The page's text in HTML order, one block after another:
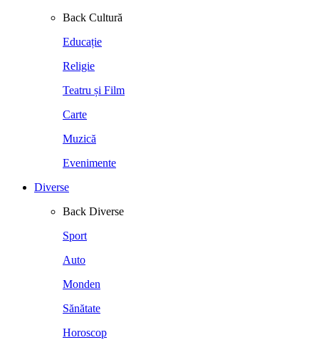
Back Cultură
Educație
Religie
Teatru și Film
Carte
Muzică
Evenimente
Diverse
Back Diverse
Sport
Auto
Monden
Sănătate
Horoscop